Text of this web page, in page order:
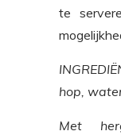
te
hop,
Met